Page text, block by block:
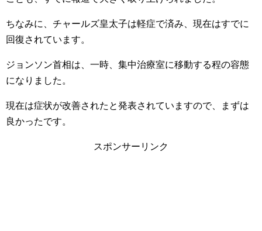
ちなみに、チャールズ皇太子は軽症で済み、現在はすでに
回復されています。
ジョンソン首相は、一時、集中治療室に移動する程の容態
になりました。
現在は症状が改善されたと発表されていますので、まずは
良かったです。
スポンサーリンク